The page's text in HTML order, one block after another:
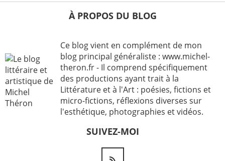
À PROPOS DU BLOG
Ce blog vient en complément de mon
blog principal généraliste : www.michel-
theron.fr - Il comprend spécifiquement
des productions ayant trait à la
Littérature et à l'Art : poésies, fictions et
micro-fictions, réflexions diverses sur
l'esthétique, photographies et vidéos.
SUIVEZ-MOI